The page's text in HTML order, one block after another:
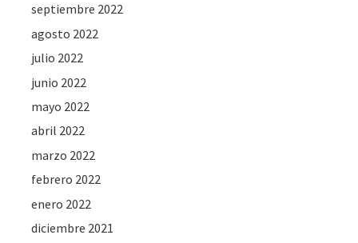
septiembre 2022
agosto 2022
julio 2022
junio 2022
mayo 2022
abril 2022
marzo 2022
febrero 2022
enero 2022
diciembre 2021